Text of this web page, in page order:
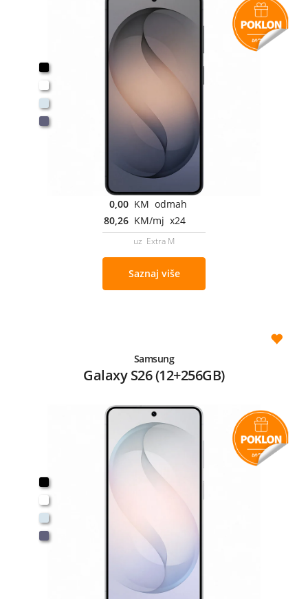
0,00 KM odmah
80,26 KM/mj x24
uz Extra M
Saznaj više
Samsung
Galaxy S26 (12+256GB)